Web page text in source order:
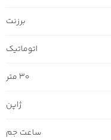
برزنت
اتوماتیک
30 متر
ژاپن
ساعت جم